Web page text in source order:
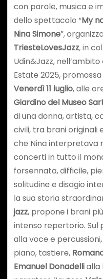
con parole, musica e
dello spettacolo “My
Nina Simone”,
TriesteLovesJazz, in
Udin&Jazz,
Estate 2025,
Venerdì 11 luglio, alle
Giardino del Museo
di una donna, artista,
civili, tra brani originali
che Nina interpretava
concerti in tutto il
forsennata, difficile,
solitudine e disagio
la sua storia
jazz, propone i brani
intenso repertorio. Sul
alla voce e percussioni,
piano, tastiere,
Emanuel Donadellialla